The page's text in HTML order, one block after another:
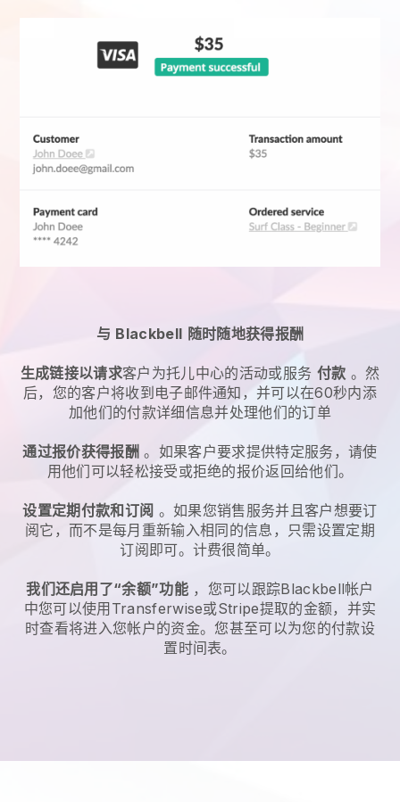
与 Blackbell 随时随地获得报酬
生成链接以请求客户为托儿中心的活动或服务 付款 。然
后，您的客户将收到电子邮件通知，并可以在60秒内添
加他们的付款详细信息并处理他们的订单
通过报价获得报酬 。如果客户要求提供特定服务，请使
用他们可以轻松接受或拒绝的报价返回给他们。
设置定期付款和订阅 。如果您销售服务并且客户想要订
阅它，而不是每月重新输入相同的信息，只需设置定期
订阅即可。计费很简单。
我们还启用了“余额”功能 ，您可以跟踪Blackbell帐户
中您可以使用Transferwise或Stripe提取的金额，并实
时查看将进入您帐户的资金。您甚至可以为您的付款设
置时间表。